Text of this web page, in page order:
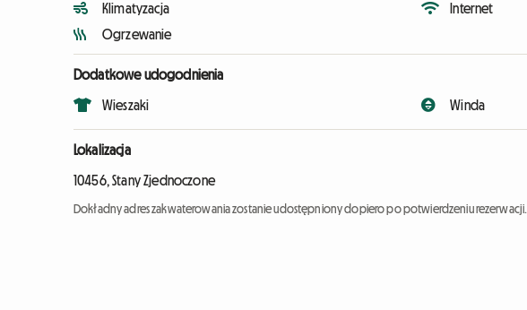
Klimatyzacja
Ogrzewanie
Internet
Dodatkowe udogodnienia
Wieszaki Winda
Lokalizacja
10456, Stany Zjednoczone
Dokładny adres zakwaterowania zostanie udostępniony dopiero po potwierdzeniu rezerwacji.